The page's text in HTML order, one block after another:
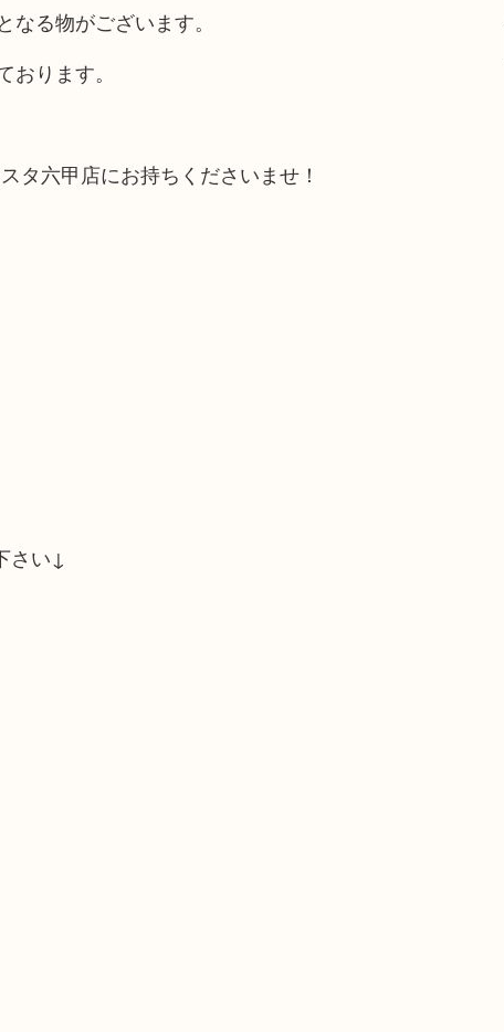
る物がございます。
ります。
タ六甲店にお持ちくださいませ！
さい↓